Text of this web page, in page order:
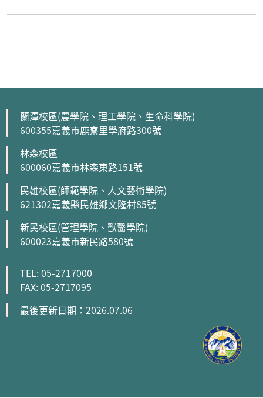
蘭潭校區(農學院、理工學院、生命科學院)
600355嘉義市鹿寮里學府路300號
林森校區
600060嘉義市林森東路151號
民雄校區(師範學院、人文藝術學院)
621302嘉義縣民雄鄉文隆村85號
新民校區(管理學院、獸醫學院)
600023嘉義市新民路580號
TEL: 05-2717000
FAX: 05-2717095
最後更新日期：2026.07.06